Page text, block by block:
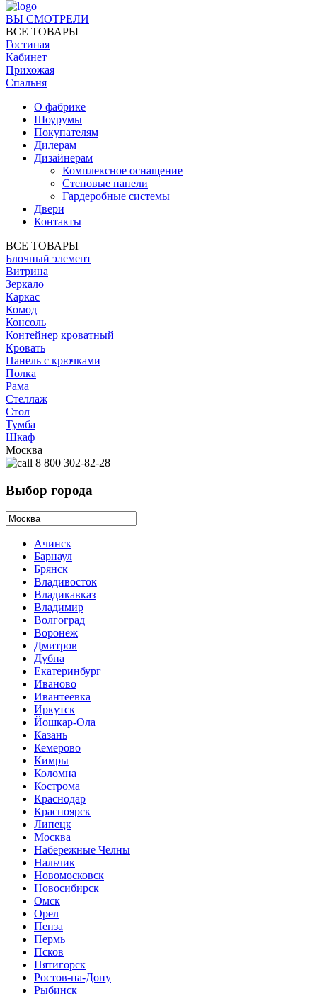
ВЫ СМОТРЕЛИ
ВСЕ ТОВАРЫ
Гостиная
Кабинет
Прихожая
Спальня
О фабрике
Шоурумы
Покупателям
Дилерам
Дизайнерам
Комплексное оснащение
Стеновые панели
Гардеробные системы
Двери
Контакты
ВСЕ ТОВАРЫ
Блочный элемент
Витрина
Зеркало
Каркас
Комод
Консоль
Контейнер кроватный
Кровать
Панель с крючками
Полка
Рама
Стеллаж
Стол
Тумба
Шкаф
Москва
8 800 302-82-28
Выбор города
Ачинск
Барнаул
Брянск
Владивосток
Владикавказ
Владимир
Волгоград
Воронеж
Дмитров
Дубна
Екатеринбург
Иваново
Ивантеевка
Иркутск
Йошкар-Ола
Казань
Кемерово
Кимры
Коломна
Кострома
Краснодар
Красноярск
Липецк
Москва
Набережные Челны
Нальчик
Новомосковск
Новосибирск
Омск
Орел
Пенза
Пермь
Псков
Пятигорск
Ростов-на-Дону
Рыбинск